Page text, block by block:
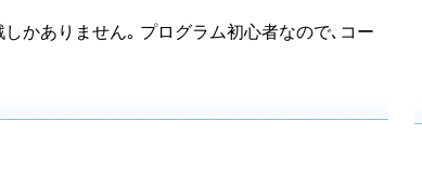
かありません｡ プログラム初心者なので､コー